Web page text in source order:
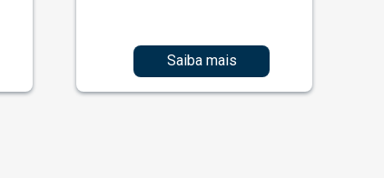
Saiba mais